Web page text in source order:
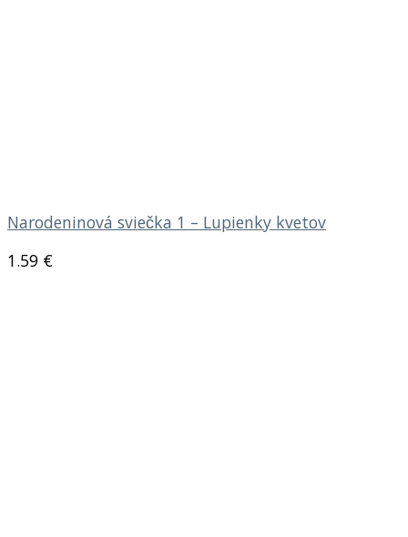
Narodeninová sviečka 1 – Lupienky kvetov
1.59 €